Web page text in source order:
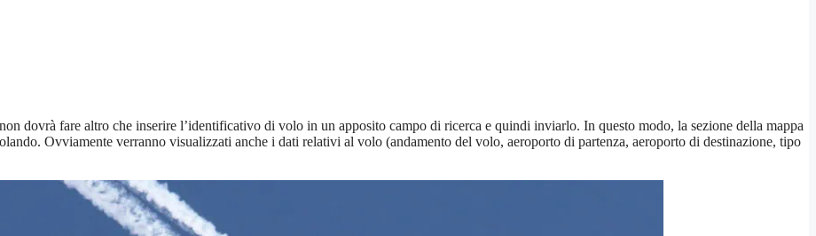
dovrà fare altro che inserire l’identificativo di volo in un apposito campo di ricerca e quindi inviarlo. In questo modo, la sezione della mappa
Ovviamente verranno visualizzati anche i dati relativi al volo (andamento del volo, aeroporto di partenza, aeroporto di destinazione, tipo